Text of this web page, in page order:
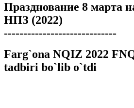
Празднование 8 марта
НПЗ (2022)
-----------------------------
Farg`ona NQIZ 2022
tadbiri bo`lib o`tdi